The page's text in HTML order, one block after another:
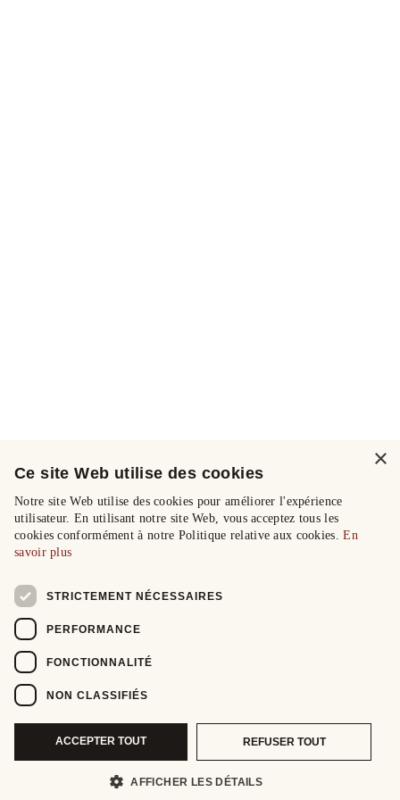
×
Ce site Web utilise des cookies
Notre site Web utilise des cookies pour améliorer l'expérience
utilisateur. En utilisant notre site Web, vous acceptez tous les
cookies conformément à notre Politique relative aux cookies.En
savoir plus
STRICTEMENT NÉCESSAIRES
PERFORMANCE
FONCTIONNALITÉ
NON CLASSIFIÉS
ACCEPTER TOUT REFUSER TOUT
AFFICHER LES DÉTAILS